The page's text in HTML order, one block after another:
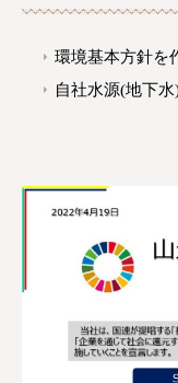
環境基本方針を
自社水源(地下